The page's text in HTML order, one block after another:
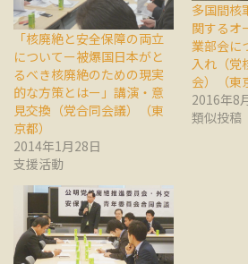
「核廃絶と安全保障の両立
についてー被爆国日本がと
るべき核廃絶のための現実
的な方策とはー」講演・意
見交換（党合同会議）（東
京都）
2014年1月28日
支援活動
多国間核
関するオ
業部会に
入れ（党
会）（東
2016年8
類似投稿